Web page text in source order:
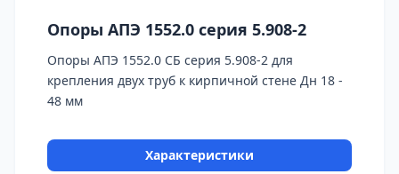
Опоры АПЭ 1552.0 серия 5.908-2
Опоры АПЭ 1552.0 СБ серия 5.908-2 для
крепления двух труб к кирпичной стене Дн 18 -
48 мм
Характеристики